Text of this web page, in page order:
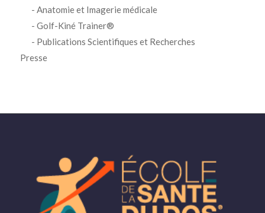
Anatomie et Imagerie médicale
Golf-Kiné Trainer®
Publications Scientifiques et Recherches
Presse